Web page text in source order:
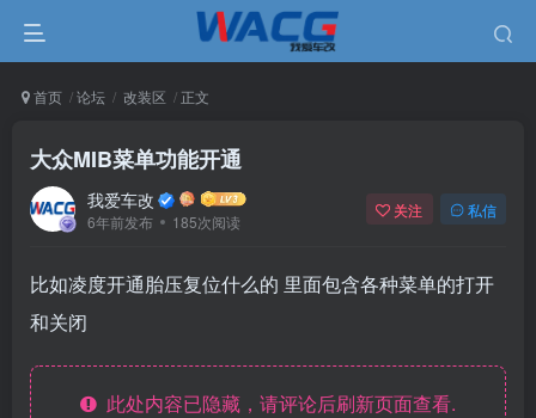
首页 论坛 改装区 正文
大众MIB菜单功能开通
我爱车改
6年前发布 185次阅读
关注 私信
比如凌度开通胎压复位什么的 里面包含各种菜单的打开
和关闭
此处内容已隐藏，请评论后刷新页面查看.